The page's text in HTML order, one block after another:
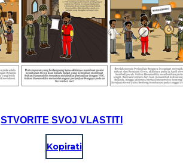
STVORITE SVOJ VLASTITI
Kopirati